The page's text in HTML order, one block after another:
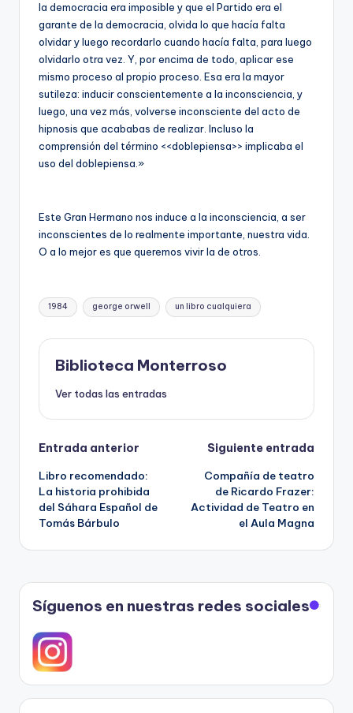
la democracia era imposible y que el Partido era el
garante de la democracia, olvida lo que hacía falta
olvidar y luego recordarlo cuando hacía falta, para luego
olvidarlo otra vez. Y, por encima de todo, aplicar ese
mismo proceso al propio proceso. Esa era la mayor
sutileza: inducir conscientemente a la inconsciencia, y
luego, una vez más, volverse inconsciente del acto de
hipnosis que acababas de realizar. Incluso la
comprensión del término <<doblepiensa>> implicaba el
uso del doblepiensa.»
Este Gran Hermano nos induce a la inconsciencia, a ser
inconscientes de lo realmente importante, nuestra vida.
O a lo mejor es que queremos vivir la de otros.
Etiquetas:
1984 george orwell un libro cualquiera
Biblioteca Monterroso
Ver todas las entradas
Navegación
de
entradas
Entrada anterior
Libro recomendado:
La historia prohibida
del Sáhara Español de
Tomás Bárbulo
Siguiente entrada
Compañía de teatro
de Ricardo Frazer:
Actividad de Teatro en
el Aula Magna
Síguenos en nuestras redes sociales